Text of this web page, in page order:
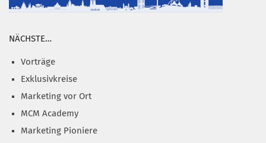
NÄCHSTE…
Vorträge
Exklusivkreise
Marketing vor Ort
MCM Academy
Marketing Pioniere